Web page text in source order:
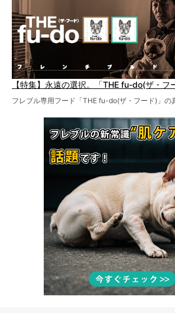
【特集】永遠の選択。「THE fu-do(ザ・フ
フレブル専用フード「THE fu-do(ザ・フード)」の